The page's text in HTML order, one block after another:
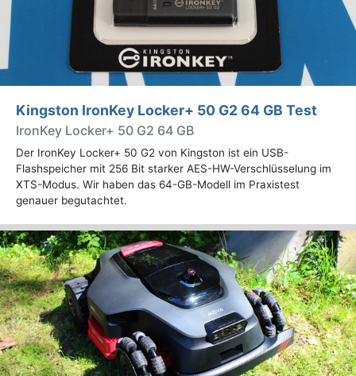
Kingston IronKey Locker+ 50 G2 64 GB Test
IronKey Locker+ 50 G2 64 GB
Der IronKey Locker+ 50 G2 von Kingston ist ein USB-
Flashspeicher mit 256 Bit starker AES-HW-Verschlüsselung im
XTS-Modus. Wir haben das 64-GB-Modell im Praxistest
genauer begutachtet.